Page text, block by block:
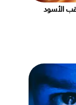
الأسود